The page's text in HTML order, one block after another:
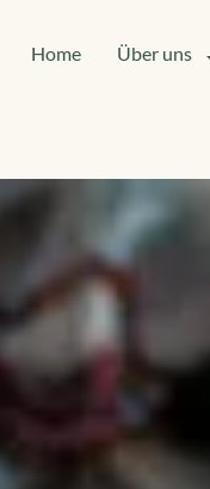
Home Über uns